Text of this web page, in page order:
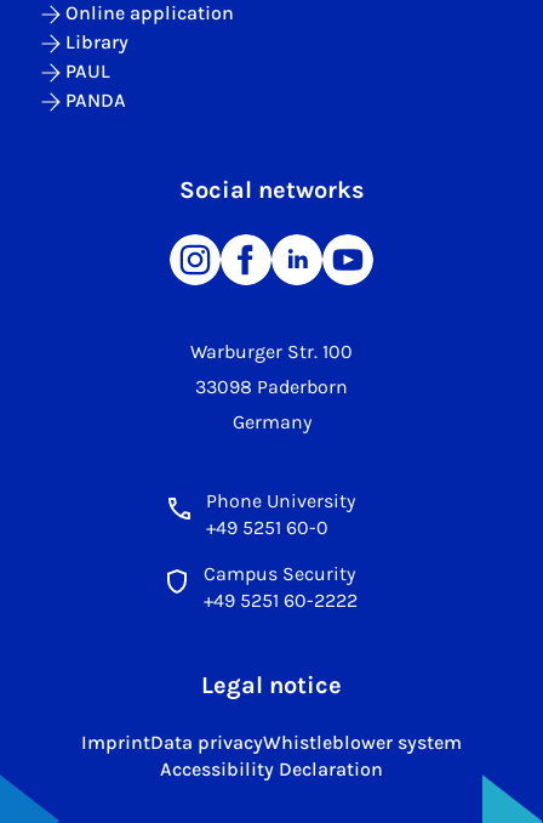
Warburger Str. 100
33098 Paderborn
Germany
Phone University
+49 5251 60-0
Campus Security
+49 5251 60-2222
Online application
Library
PAUL
PANDA
Social networks
Legal notice
ImprintData privacyWhistleblower system
Accessibility Declaration